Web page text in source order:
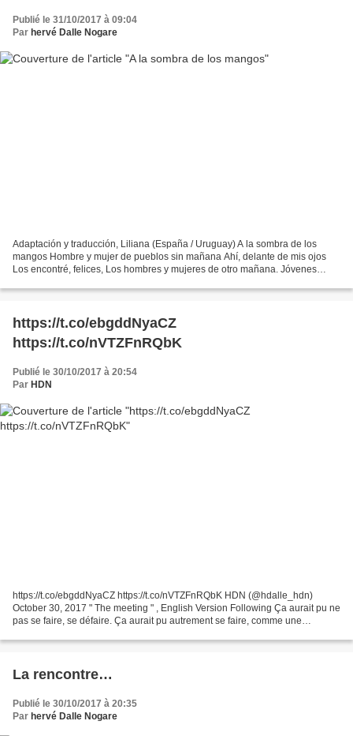
Publié le 31/10/2017 à 09:04
Par hervé Dalle Nogare
Adaptación y traducción, Liliana (España / Uruguay) A la sombra de los
mangos Hombre y mujer de pueblos sin mañana Ahí, delante de mis ojos
Los encontré, felices, Los hombres y mujeres de otro mañana. Jóvenes
https://t.co/ebgddNyaCZ
https://t.co/nVTZFnRQbK
Publié le 30/10/2017 à 20:54
Par HDN
https://t.co/ebgddNyaCZ https://t.co/nVTZFnRQbK HDN (@hdalle_hdn)
October 30, 2017 " The meeting " , English Version Following Ça aurait pu ne
pas se faire, se défaire. Ça aurait pu autrement se faire, comme une
La rencontre…
Publié le 30/10/2017 à 20:35
Par hervé Dalle Nogare